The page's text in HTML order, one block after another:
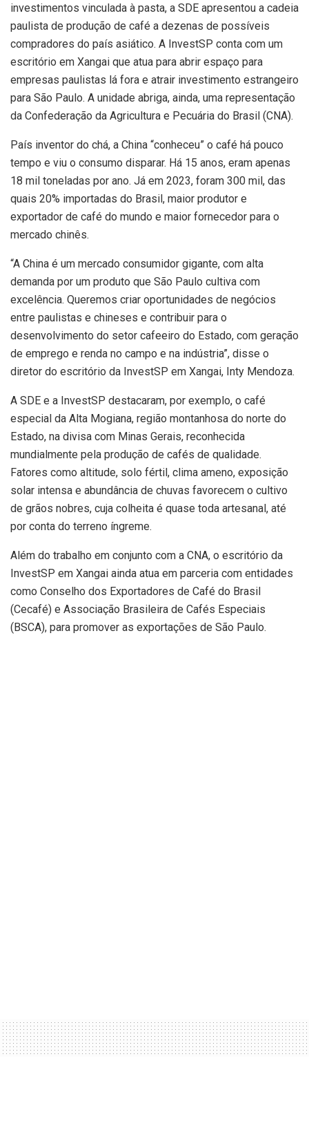
investimentos vinculada à pasta, a SDE apresentou a cadeia
paulista de produção de café a dezenas de possíveis
compradores do país asiático. A InvestSP conta com um
escritório em Xangai que atua para abrir espaço para
empresas paulistas lá fora e atrair investimento estrangeiro
para São Paulo. A unidade abriga, ainda, uma representação
da Confederação da Agricultura e Pecuária do Brasil (CNA).
País inventor do chá, a China “conheceu” o café há pouco
tempo e viu o consumo disparar. Há 15 anos, eram apenas
18 mil toneladas por ano. Já em 2023, foram 300 mil, das
quais 20% importadas do Brasil, maior produtor e
exportador de café do mundo e maior fornecedor para o
mercado chinês.
“A China é um mercado consumidor gigante, com alta
demanda por um produto que São Paulo cultiva com
excelência. Queremos criar oportunidades de negócios
entre paulistas e chineses e contribuir para o
desenvolvimento do setor cafeeiro do Estado, com geração
de emprego e renda no campo e na indústria”, disse o
diretor do escritório da InvestSP em Xangai, Inty Mendoza.
A SDE e a InvestSP destacaram, por exemplo, o café
especial da Alta Mogiana, região montanhosa do norte do
Estado, na divisa com Minas Gerais, reconhecida
mundialmente pela produção de cafés de qualidade.
Fatores como altitude, solo fértil, clima ameno, exposição
solar intensa e abundância de chuvas favorecem o cultivo
de grãos nobres, cuja colheita é quase toda artesanal, até
por conta do terreno íngreme.
Além do trabalho em conjunto com a CNA, o escritório da
InvestSP em Xangai ainda atua em parceria com entidades
como Conselho dos Exportadores de Café do Brasil
(Cecafé) e Associação Brasileira de Cafés Especiais
(BSCA), para promover as exportações de São Paulo.